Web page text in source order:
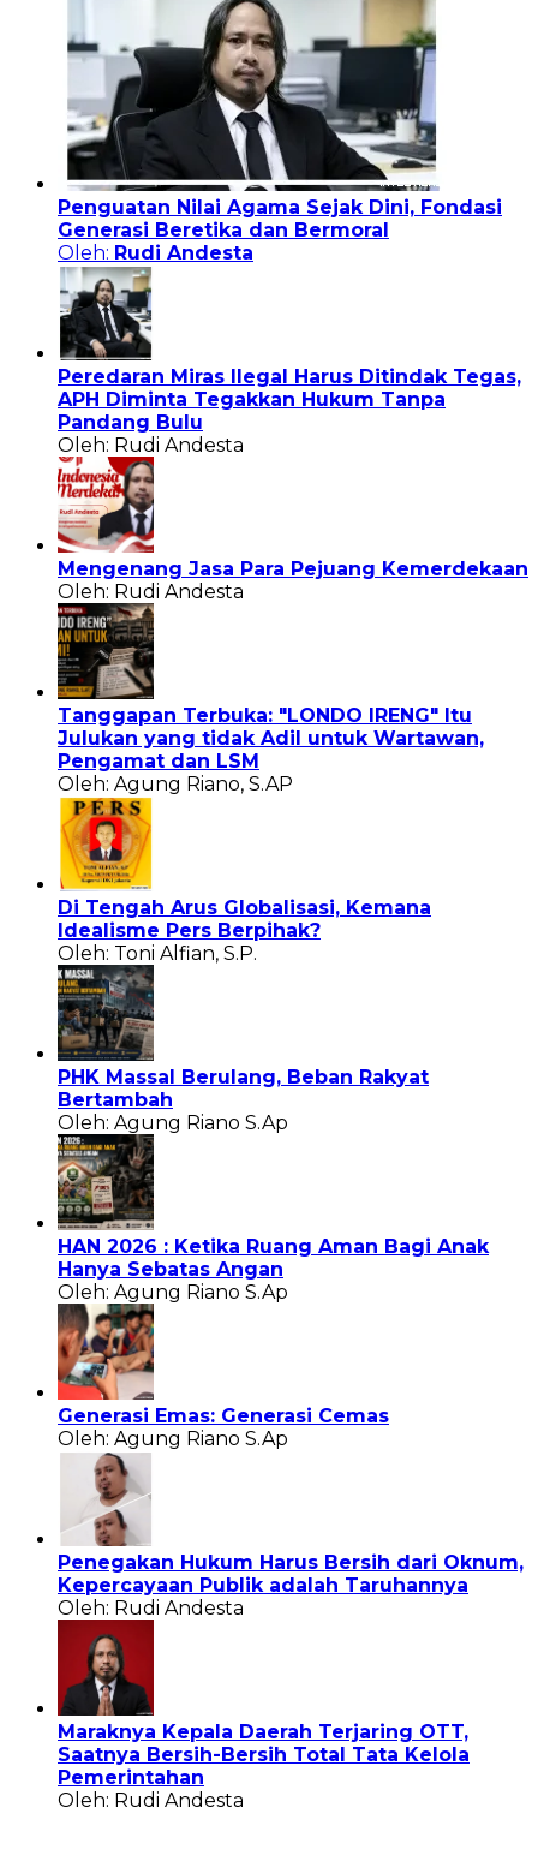
Penguatan Nilai Agama Sejak Dini, Fondasi
Generasi Beretika dan Bermoral
Oleh: Rudi Andesta
Peredaran Miras Ilegal Harus Ditindak Tegas,
APH Diminta Tegakkan Hukum Tanpa
Pandang Bulu
Oleh: Rudi Andesta
Mengenang Jasa Para Pejuang Kemerdekaan
Oleh: Rudi Andesta
Tanggapan Terbuka: "LONDO IRENG" Itu
Julukan yang tidak Adil untuk Wartawan,
Pengamat dan LSM
Oleh: Agung Riano, S.AP
Di Tengah Arus Globalisasi, Kemana
Idealisme Pers Berpihak?
Oleh: Toni Alfian, S.P.
PHK Massal Berulang, Beban Rakyat
Bertambah
Oleh: Agung Riano S.Ap
HAN 2026 : Ketika Ruang Aman Bagi Anak
Hanya Sebatas Angan
Oleh: Agung Riano S.Ap
Generasi Emas: Generasi Cemas
Oleh: Agung Riano S.Ap
Penegakan Hukum Harus Bersih dari Oknum,
Kepercayaan Publik adalah Taruhannya
Oleh: Rudi Andesta
Maraknya Kepala Daerah Terjaring OTT,
Saatnya Bersih-Bersih Total Tata Kelola
Pemerintahan
Oleh: Rudi Andesta